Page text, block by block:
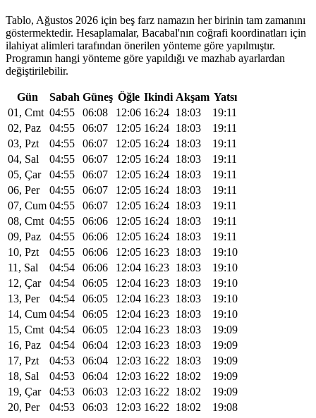
Tablo, Ağustos 2026 için beş farz namazın her birinin tam zamanını
göstermektedir. Hesaplamalar, Bacabal'nın coğrafi koordinatları için
ilahiyat alimleri tarafından önerilen yönteme göre yapılmıştır.
Programın hangi yönteme göre yapıldığı ve mazhab ayarlardan
değiştirilebilir.
Gün Sabah Güneş Öğle Ikindi Akşam Yatsı
01, Cmt 04:55 06:08 12:06 16:24 18:03
19:11
02, Paz
04:55 06:07 12:05 16:24 18:03
19:11
03, Pzt
04:55 06:07 12:05 16:24 18:03
19:11
04, Sal
04:55 06:07 12:05 16:24 18:03
19:11
05, Çar
04:55 06:07 12:05 16:24 18:03
19:11
06, Per
04:55 06:07 12:05 16:24 18:03
19:11
07, Cum 04:55 06:07 12:05 16:24 18:03
19:11
08, Cmt 04:55 06:06 12:05 16:24 18:03
19:11
09, Paz
04:55 06:06 12:05 16:24 18:03
19:11
10, Pzt
04:55 06:06 12:05 16:23 18:03
19:10
11, Sal
04:54 06:06 12:04 16:23 18:03
19:10
12, Çar
04:54 06:05 12:04 16:23 18:03
19:10
13, Per
04:54 06:05 12:04 16:23 18:03
19:10
14, Cum 04:54 06:05 12:04 16:23 18:03
19:10
15, Cmt 04:54 06:05 12:04 16:23 18:03
19:09
16, Paz
04:54 06:04 12:03 16:23 18:03
19:09
17, Pzt
04:53 06:04 12:03 16:22 18:03
19:09
18, Sal
04:53 06:04 12:03 16:22 18:02
19:09
19, Çar
04:53 06:03 12:03 16:22 18:02
19:09
20, Per
04:53 06:03 12:03 16:22 18:02
19:08